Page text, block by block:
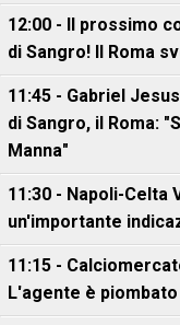
12:00 - Il prossimo
di Sangro! Il Roma
11:45 - Gabriel
di Sangro, il Roma:
Manna"
11:30 - Napoli-Celta
un'importante
11:15 -
L'agente è